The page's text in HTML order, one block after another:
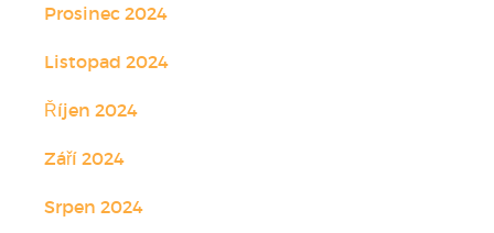
Prosinec 2024
Listopad 2024
Říjen 2024
Září 2024
Srpen 2024